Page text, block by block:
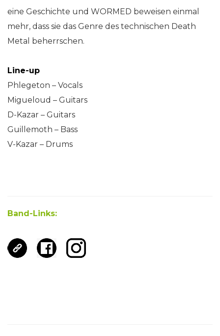
eine Geschichte und WORMED beweisen einmal
mehr, dass sie das Genre des technischen Death
Metal beherrschen.
Line-up
Phlegeton – Vocals
Migueloud – Guitars
D-Kazar – Guitars
Guillemoth – Bass
V-Kazar – Drums
Band-Links: